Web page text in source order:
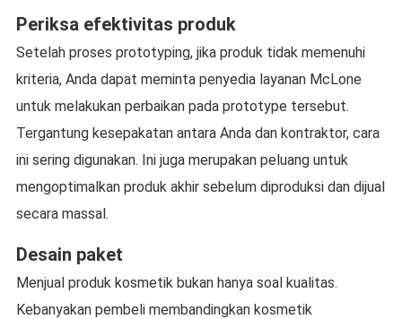
Periksa efektivitas produk
Setelah proses prototyping, jika produk tidak memenuhi
kriteria, Anda dapat meminta penyedia layanan McLone
untuk melakukan perbaikan pada prototype tersebut.
Tergantung kesepakatan antara Anda dan kontraktor, cara
ini sering digunakan. Ini juga merupakan peluang untuk
mengoptimalkan produk akhir sebelum diproduksi dan dijual
secara massal.
Desain paket
Menjual produk kosmetik bukan hanya soal kualitas.
Kebanyakan pembeli membandingkan kosmetik